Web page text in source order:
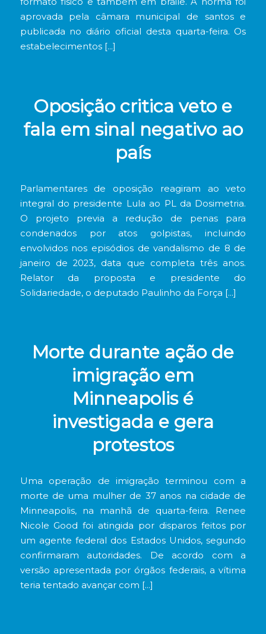
aprovada pela câmara municipal de santos e
publicada no diário oficial desta quarta-feira. Os
estabelecimentos […]
Oposição critica veto e
fala em sinal negativo ao
país
Parlamentares de oposição reagiram ao veto
integral do presidente Lula ao PL da Dosimetria.
O projeto previa a redução de penas para
condenados por atos golpistas, incluindo
envolvidos nos episódios de vandalismo de 8 de
janeiro de 2023, data que completa três anos.
Relator da proposta e presidente do
Solidariedade, o deputado Paulinho da Força […]
Morte durante ação de
imigração em
Minneapolis é
investigada e gera
protestos
Uma operação de imigração terminou com a
morte de uma mulher de 37 anos na cidade de
Minneapolis, na manhã de quarta-feira. Renee
Nicole Good foi atingida por disparos feitos por
um agente federal dos Estados Unidos, segundo
confirmaram autoridades. De acordo com a
versão apresentada por órgãos federais, a vítima
teria tentado avançar com […]